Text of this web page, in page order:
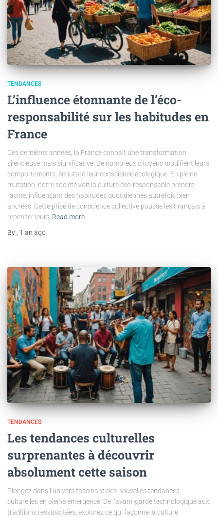
TENDANCES
L’influence étonnante de l’éco-
responsabilité sur les habitudes en
France
Ces dernières années, la France connaît une transformation
silencieuse mais significative. De nombreux citoyens modifient leurs
comportements, écoutant leur conscience écologique. En pleine
mutation, notre société voit la culture éco-responsable prendre
racine, influençant des habitudes quotidiennes autrefois bien
ancrées. Cette prise de conscience collective pousse les Français à
repenser leurs Read more
By , 1 an ago
TENDANCES
Les tendances culturelles
surprenantes à découvrir
absolument cette saison
Plongez dans l’univers fascinant des nouvelles tendances
culturelles en pleine émergence. De l’avant-garde technologique aux
traditions ressuscitées, explorez ce qui façonne la culture